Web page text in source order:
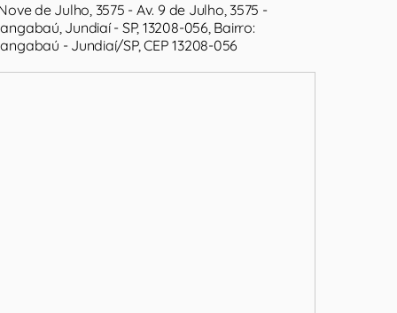
de Julho, 3575 - Av. 9 de Julho, 3575 -
Jundiaí - SP, 13208-056, Bairro:
- Jundiaí/SP, CEP 13208-056